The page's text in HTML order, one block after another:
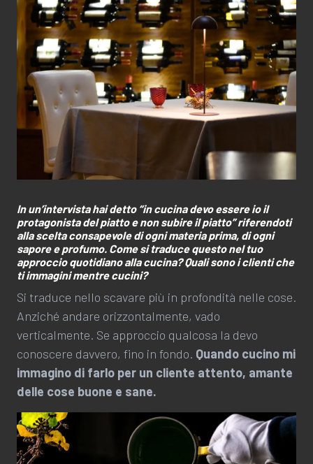
In un’intervista hai detto “in cucina devo essere io il
protagonista del piatto e non subire il piatto” riferendoti
alla scelta consapevole di ogni materia prima, di ogni
sapore e profumo. Come si traduce questo nel tuo
approccio quotidiano alla cucina? Quali sono i clienti che
ti immagini mentre cucini?
Si traduce nello scavare più in profondità nelle cose.
Anziché andare orizzontalmente, vado
verticalmente. Se approccio qualcosa la devo
conoscere davvero, fino in fondo. Quando cucino mi
immagino di farlo per un cliente attento, amante
delle cose buone e sane.